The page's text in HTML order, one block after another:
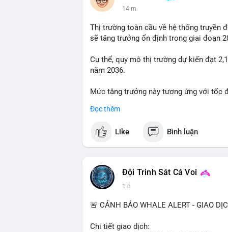
14 m
Thị trường toàn cầu về hệ thống truyền
sẽ tăng trưởng ổn định trong giai đoạn
Cụ thể, quy mô thị trường dự kiến đạt
năm 2036.
Mức tăng trưởng này tương ứng với tốc
trường nghiêm ngặt, là những yếu tố
Đọc thêm
Like Bình luận
Đội Trinh Sát Cá Voi
1 h
🚨 CẢNH BÁO WHALE ALERT - GIAO
Chi tiết giao dịch: